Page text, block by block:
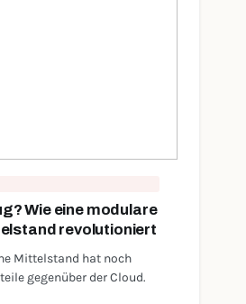
Wie eine modulare
revolutioniert
Mittelstand hat noch
gegenüber der Cloud.